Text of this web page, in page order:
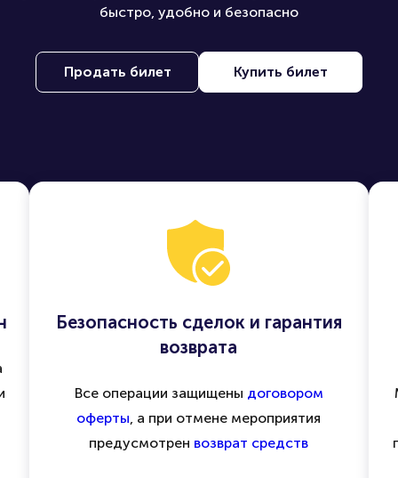
быстро, удобно и безопасно
Продать билет Купить билет
Безопасность сделок и гарантия
возврата
Все операции защищены договором
оферты, а при отмене мероприятия
предусмотрен возврат средств